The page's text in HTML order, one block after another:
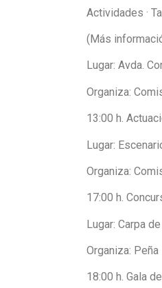
Actividades ·
(Más
Lugar: Avda.
Organiza:
13:00 h.
Lugar:
Organiza:
17:00 h.
Lugar: Carpa
Organiza:
18:00 h. Gala